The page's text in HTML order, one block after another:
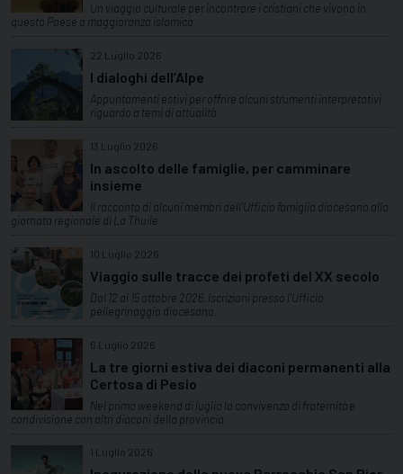
Un viaggio culturale per incontrare i cristiani che vivono in
questo Paese a maggioranza islamica
22 Luglio 2026
I dialoghi dell’Alpe
Appuntamenti estivi per offrire alcuni strumenti interpretativi
riguardo a temi di attualità
13 Luglio 2026
In ascolto delle famiglie, per camminare
insieme
Il racconto di alcuni membri dell'Ufficio famiglia diocesano alla
giornata regionale di La Thuile
10 Luglio 2026
Viaggio sulle tracce dei profeti del XX secolo
Dal 12 al 15 ottobre 2026. Iscrizioni presso l'Ufficio
pellegrinaggio diocesano.
6 Luglio 2026
La tre giorni estiva dei diaconi permanenti alla
Certosa di Pesio
Nel primo weekend di luglio la convivenza di fraternità e
condivisione con altri diaconi della provincia
1 Luglio 2026